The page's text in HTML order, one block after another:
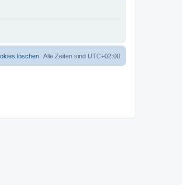
Alle Zeiten sind UTC+02:00
löschen